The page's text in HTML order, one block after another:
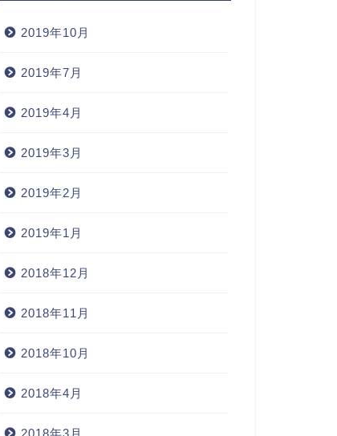
2019年10月
2019年7月
2019年4月
2019年3月
2019年2月
2019年1月
2018年12月
2018年11月
2018年10月
2018年4月
2018年3月